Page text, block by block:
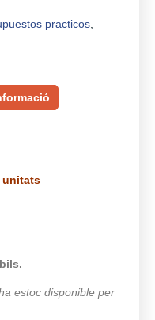
practicos
unitats
estoc disponible per